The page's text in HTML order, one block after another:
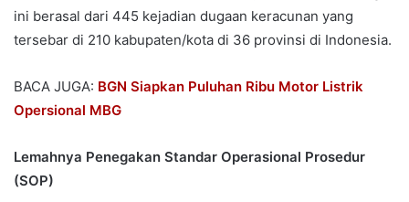
ini berasal dari 445 kejadian dugaan keracunan yang
tersebar di 210 kabupaten/kota di 36 provinsi di Indonesia.
BACA JUGA: BGN Siapkan Puluhan Ribu Motor Listrik
Opersional MBG
Lemahnya Penegakan Standar Operasional Prosedur
(SOP)